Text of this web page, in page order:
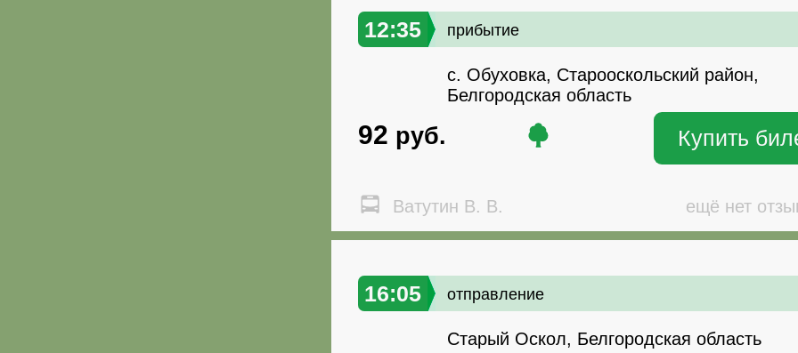
12:35 прибытие
с. Обуховка, Старооскольский район,
Белгородская область
92 руб. Купить
Ватутин В. В. ещё нет
16:05 отправление
Старый Оскол, Белгородская область